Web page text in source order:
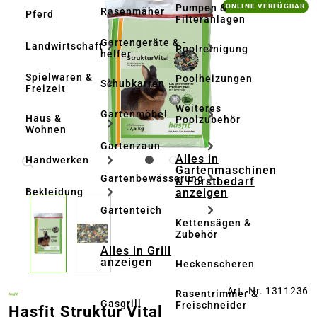
Pferd
Landwirtschaft
Spielwaren &
Freizeit
Haus &
Wohnen
Handwerken
Bekleidung
Rasenmäher
Gartengeräte & -
helfer
Schubkarren
Gartenmöbel
Gartenzaun
Gartenbewässerung
Gartenteich
Alles in Grill
anzeigen
Gasgrill
Pumpen &
Filteranlagen
Poolreinigung
Poolheizungen
Weiteres
Poolzubehör
Alles in
Gartenmaschinen
& Forstbedarf
anzeigen
Kettensägen &
Zubehör
Heckenscheren
Rasentrimmer &
Freischneider
Bildergalerie überspringen ONLINE VERFÜGBAR
Art.-Nr. 1311236
Hasfit Struktur Vital